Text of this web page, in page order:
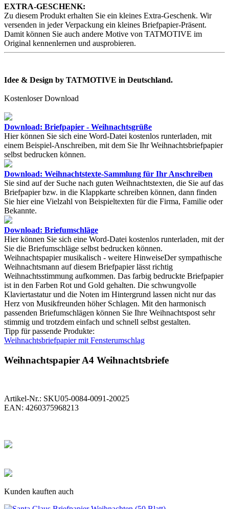
EXTRA-GESCHENK:
Zu diesem Produkt erhalten Sie ein kleines Extra-Geschenk. Wir
versenden in jeder Verpackung ein kleines Briefpapier-Präsent.
Damit können Sie auch andere Motive von TATMOTIVE im
Original kennenlernen und ausprobieren.
Idee & Design by TATMOTIVE in Deutschland.
Kostenloser Download
Download: Briefpapier - Weihnachtsgrüße
Hier können Sie sich eine Word-Datei kostenlos runterladen, mit
einem Beispiel-Anschreiben, mit dem Sie Ihr Weihnachtsbriefpapier
selbst bedrucken können.
Download: Weihnachtstexte-Sammlung für Ihr Anschreiben
Sie sind auf der Suche nach guten Weihnachtstexten, die Sie auf das
Briefpapier bzw. in die Klappkarte schreiben können, dann finden
Sie hier eine Vielzahl von Beispieltexten für die Firma, Familie oder
Bekannte.
Download: Briefumschläge
Hier können Sie sich eine Word-Datei kostenlos runterladen, mit der
Sie die Briefumschläge selbst bedrucken können.
Weihnachtspapier musikalisch - weitere HinweiseDer sympathische
Weihnachtsmann auf diesem Briefpapier lässt richtig
Weihnachtsstimmung aufkommen. Das farbig bedruckte Briefpapier
ist in den Farben Rot und Gold gehalten. Die schwungvolle
Klaviertastatur und die Noten im Hintergrund lassen nicht nur das
Herz von Musikfreunden höher Schlagen. Mit den harmonisch
passenden Briefumschlägen können Sie Ihre Weihnachtspost sehr
stimmig und trotzdem einfach und schnell selbst gestalten.
Tipp für passende Produkte:
Weihnachtsbriefpapier mit Fensterumschlag
Weihnachtspapier A4 Weihnachtsbriefe
Artikel-Nr.: SKU05-0084-0091-20025
EAN: 4260375968213
Kunden kauften auch